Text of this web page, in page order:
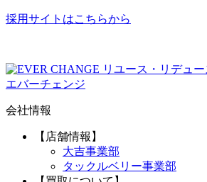
採用サイトはこちらから
リユース・リデュ
エバーチェンジ
会社情報
【店舗情報】
大吉事業部
タックルベリー事業部